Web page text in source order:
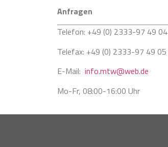
Anfragen
Telefon: +49 (0) 2333-97 49 04
Telefax: +49 (0) 2333-97 49 05
E-Mail: info.mtw@web.de
Mo-Fr, 08:00-16:00 Uhr